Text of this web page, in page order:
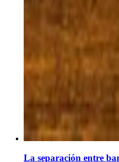
La separación entre